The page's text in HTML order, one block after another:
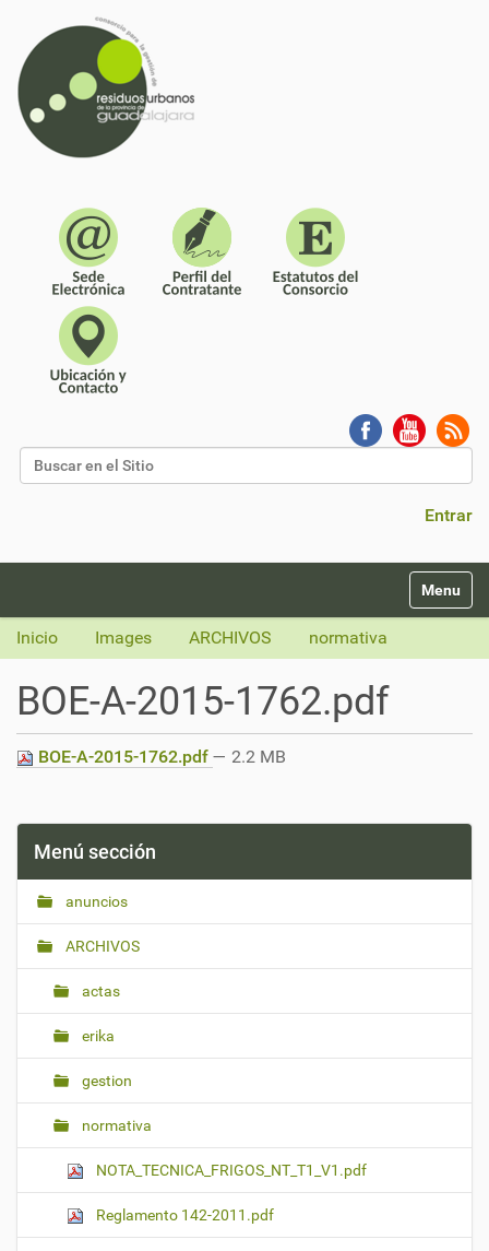
Entrar
v
Toggle
Inicio Images ARCHIVOS normativa
BOE-A-2015-1762.pdf
BOE-A-2015-1762.pdf — 2.2 MB
Menú sección
anuncios
ARCHIVOS
actas
erika
gestion
normativa
NOTA_TECNICA_FRIGOS_NT_T1_V1.pdf
Reglamento 142-2011.pdf